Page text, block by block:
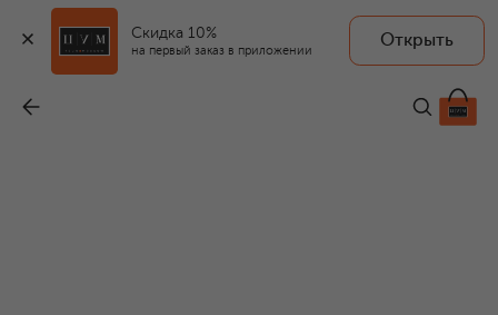
Скидка 10%
на первый заказ в приложении
Открыть